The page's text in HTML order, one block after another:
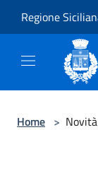
Regione
Home > Novità